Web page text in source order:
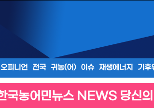
오피니언 전국 귀농(어) 이슈 재생에너지 기후
국농어민뉴스 NEWS 당신